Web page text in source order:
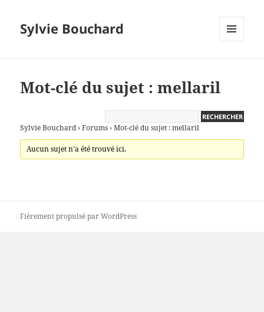
Sylvie Bouchard
Mot-clé du sujet : mellaril
Sylvie Bouchard › Forums › Mot-clé du sujet : mellaril
Aucun sujet n’a été trouvé ici.
Fièrement propulsé par WordPress